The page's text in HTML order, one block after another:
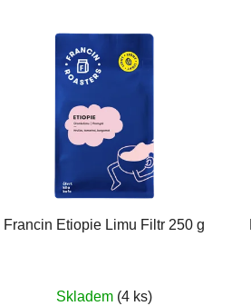
Francin Etiopie Limu Filtr 250 g
Skladem (4 ks)